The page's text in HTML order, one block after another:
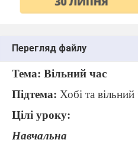
Перегляд файлу
Тема: Вільний час
Підтема: Хобі та вільний
Цілі уроку:
Навчальна